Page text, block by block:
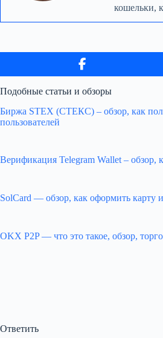
кошельки,
Подобные статьи и обзоры
Биржа STEX (СТЕКС) – обзор, как
пользователей
Верификация Telegram Wallet – обзор,
SolCard — обзор, как оформить карту
OKX P2P — что это такое, обзор,
Ответить